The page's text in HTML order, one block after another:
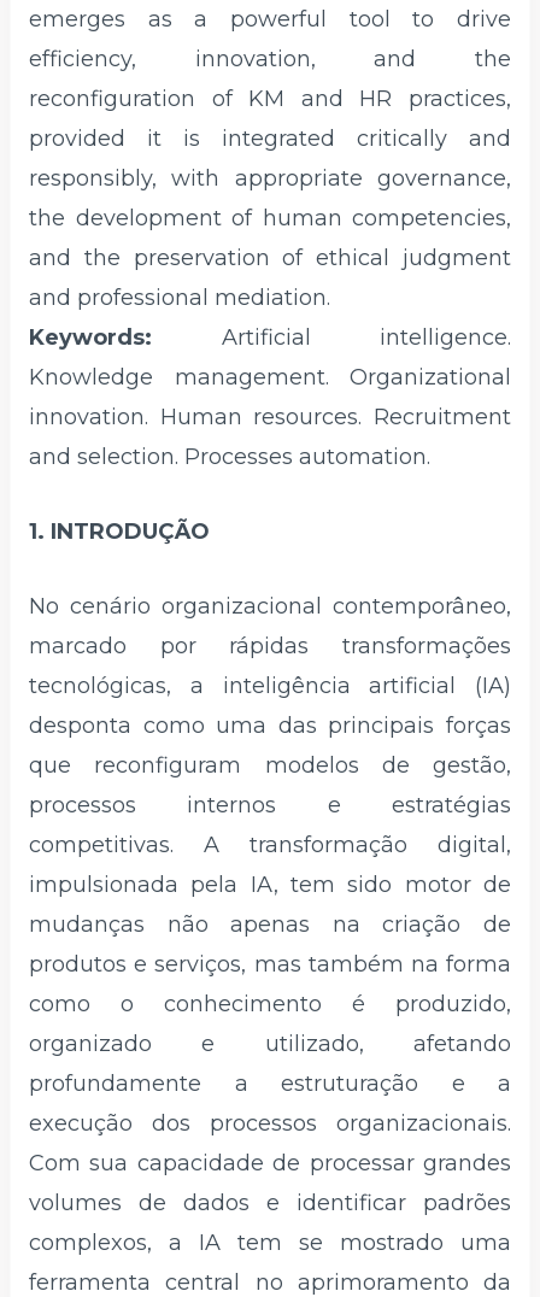
emerges as a powerful tool to drive
efficiency, innovation, and the
reconfiguration of KM and HR practices,
provided it is integrated critically and
responsibly, with appropriate governance,
the development of human competencies,
and the preservation of ethical judgment
and professional mediation.
Keywords: Artificial intelligence.
Knowledge management. Organizational
innovation. Human resources. Recruitment
and selection. Processes automation.
1. INTRODUÇÃO
No cenário organizacional contemporâneo,
marcado por rápidas transformações
tecnológicas, a inteligência artificial (IA)
desponta como uma das principais forças
que reconfiguram modelos de gestão,
processos internos e estratégias
competitivas. A transformação digital,
impulsionada pela IA, tem sido motor de
mudanças não apenas na criação de
produtos e serviços, mas também na forma
como o conhecimento é produzido,
organizado e utilizado, afetando
profundamente a estruturação e a
execução dos processos organizacionais.
Com sua capacidade de processar grandes
volumes de dados e identificar padrões
complexos, a IA tem se mostrado uma
ferramenta central no aprimoramento da